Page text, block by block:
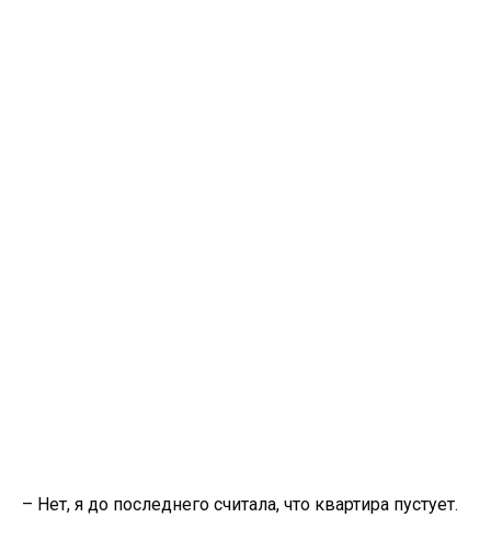
– Нет, я до последнего считала, что квартира пустует.